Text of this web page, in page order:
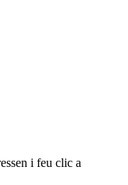
i feu clic a